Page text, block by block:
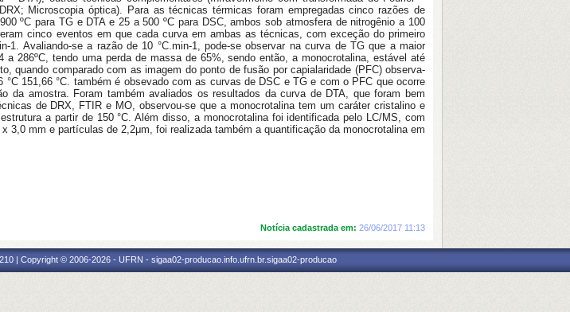
Microscopia óptica). Para as técnicas térmicas foram empregadas cinco razões de
ºC para TG e DTA e 25 a 500 ºC para DSC, ambos sob atmosfera de nitrogênio a 100
cinco eventos em que cada curva em ambas as técnicas, com exceção do primeiro
1. Avaliando-se a razão de 10 °C.min-1, pode-se observar na curva de TG que a maior
286ºC, tendo uma perda de massa de 65%, sendo então, a monocrotalina, estável até
quando comparado com as imagem do ponto de fusão por capialaridade (PFC) observa-
151,66 °C. também é obsevado com as curvas de DSC e TG e com o PFC que ocorre
da amostra. Foram também avaliados os resultados da curva de DTA, que foram bem
de DRX, FTIR e MO, observou-se que a monocrotalina tem um caráter cristalino e
a partir de 150 °C. Além disso, a monocrotalina foi identificada pelo LC/MS, com
mm e partículas de 2,2μm, foi realizada também a quantificação da monocrotalina em
Notícia cadastrada em: 26/06/2017 11:13
| Copyright © 2006-2026 - UFRN - sigaa02-producao.info.ufrn.br.sigaa02-producao